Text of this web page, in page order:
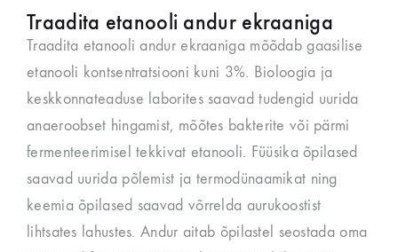
Traadita etanooli andur ekraaniga
Traadita etanooli andur ekraaniga mõõdab gaasilise
etanooli kontsentratsiooni kuni 3%. Bioloogia ja
keskkonnateaduse laborites saavad tudengid uurida
anaeroobset hingamist, mõõtes bakterite või pärmi
fermenteerimisel tekkivat etanooli. Füüsika õpilased
saavad uurida põlemist ja termodünaamikat ning
keemia õpilased saavad võrrelda aurukoostist
lihtsates lahustes. Andur aitab õpilastel seostada oma